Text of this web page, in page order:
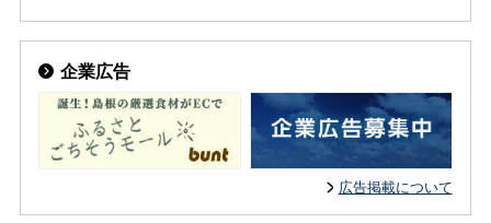
企業広告
広告掲載について